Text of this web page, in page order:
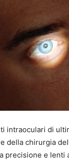
intraoculari di
della chirurgia
precisione e lenti